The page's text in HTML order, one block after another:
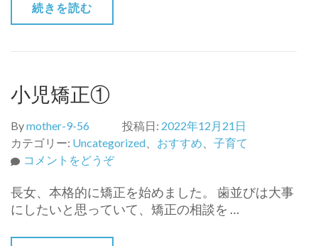
続きを読む
小児矯正①
Bymother-9-56 投稿日: 2022年12月21日
カテゴリー: Uncategorized おすすめ
子育て
コメントをどうぞ(小
矯
正
長女、本格的に矯正を始めました。 歯並びは大事
にしたいと思っていて、矯正の相談を …